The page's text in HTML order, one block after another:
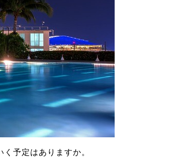
予定はありますか。